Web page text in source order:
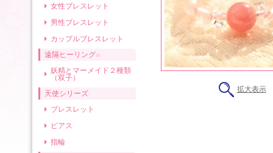
女性ブレスレット
男性ブレスレット
カップルブレスレット
遠隔ヒーリング☆
妖精とマーメイド２種類
（双子）
天使シリーズ
ブレスレット
ピアス
指輪
拡大表示